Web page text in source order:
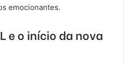
emocionantes.
e o início da nova